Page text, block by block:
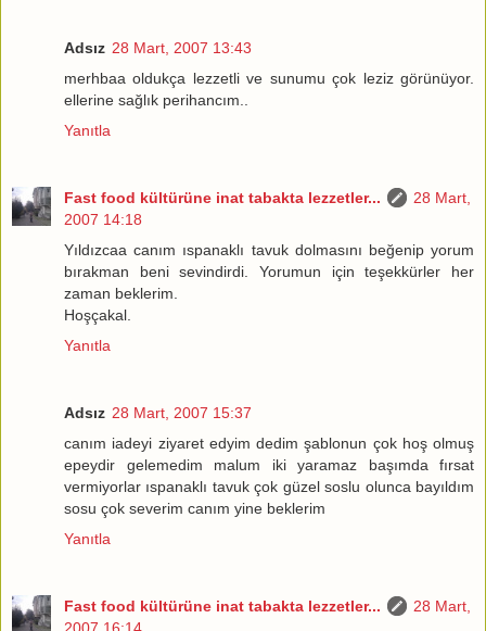
Adsız 28 Mart, 2007 13:43
merhbaa oldukça lezzetli ve sunumu çok leziz görünüyor.
ellerine sağlık perihancım..
Yanıtla
Fast food kültürüne inat tabakta lezzetler...
28 Mart,
2007 14:18
Yıldızcaa canım ıspanaklı tavuk dolmasını beğenip yorum
bırakman beni sevindirdi. Yorumun için teşekkürler her
zaman beklerim.
Hoşçakal.
Yanıtla
Adsız 28 Mart, 2007 15:37
canım iadeyi ziyaret edyim dedim şablonun çok hoş olmuş
epeydir gelemedim malum iki yaramaz başımda fırsat
vermiyorlar ıspanaklı tavuk çok güzel soslu olunca bayıldım
sosu çok severim canım yine beklerim
Yanıtla
Fast food kültürüne inat tabakta lezzetler...
28 Mart,